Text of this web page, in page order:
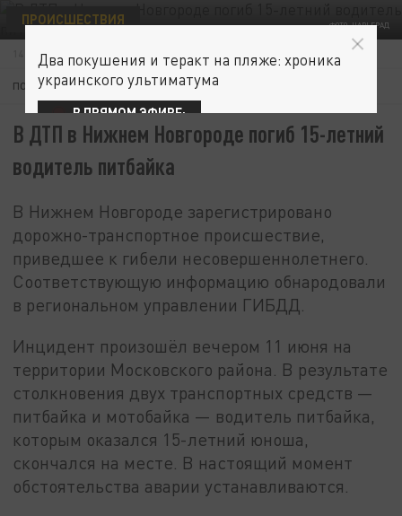
ФОТО: ЦАРЬГРАД
ПРОИСШЕСТВИЯ
14 ИЮНЯ 04:08
ПОДПИШИТЕСЬ:
В ДТП в Нижнем Новгороде погиб 15-летний
водитель питбайка
В Нижнем Новгороде зарегистрировано
дорожно-транспортное происшествие,
приведшее к гибели несовершеннолетнего.
Соответствующую информацию обнародовали
в региональном управлении ГИБДД.
Инцидент произошёл вечером 11 июня на
территории Московского района. В результате
столкновения двух транспортных средств —
питбайка и мотобайка — водитель питбайка,
которым оказался 15-летний юноша,
скончался на месте. В настоящий момент
обстоятельства аварии устанавливаются.
Два покушения и теракт на пляже: хроника
украинского ультиматума
В ПРЯМОМ ЭФИРЕ: